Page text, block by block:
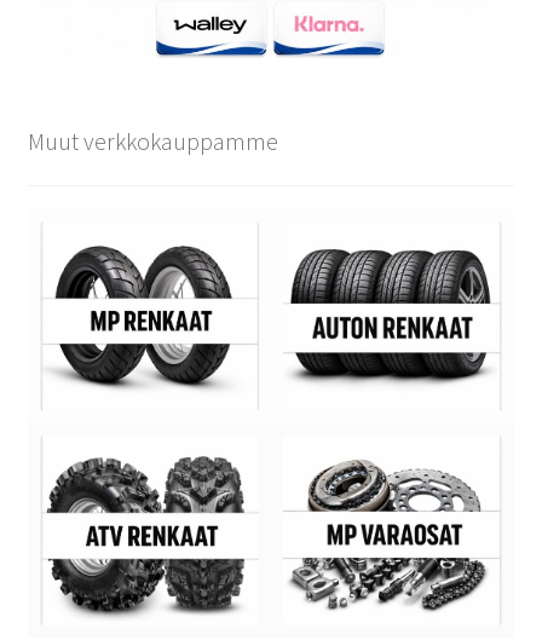
Muut verkkokauppamme